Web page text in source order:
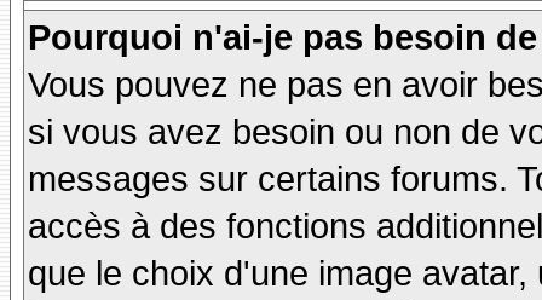
Pourquoi n'ai-je pas besoin
Vous pouvez ne pas en avoir
si vous avez besoin ou non de
messages sur certains forums.
accès à des fonctions
que le choix d'une image